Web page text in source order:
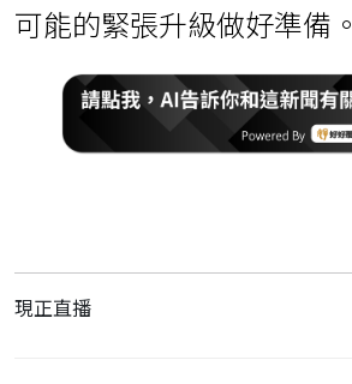
可能的緊張升級做好準備。
現正直播